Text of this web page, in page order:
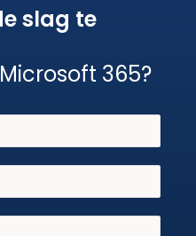
slag te
365?